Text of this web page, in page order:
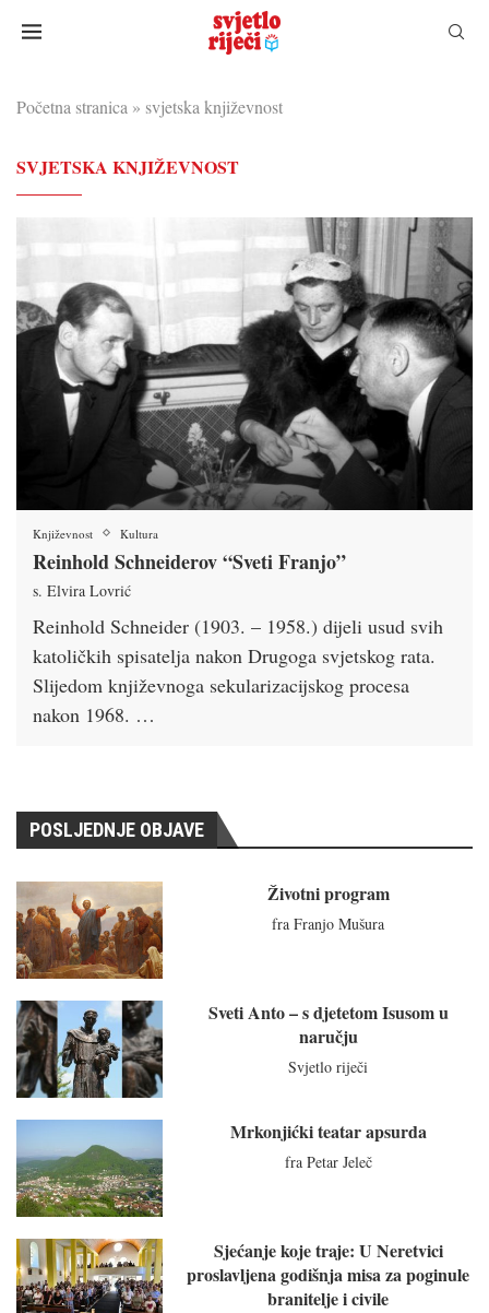
Početna stranica » svjetska književnost
SVJETSKA KNJIŽEVNOST
Književnost Kultura
Reinhold Schneiderov “Sveti Franjo”
s. Elvira Lovrić
Reinhold Schneider (1903. – 1958.) dijeli usud svih
katoličkih spisatelja nakon Drugoga svjetskog rata.
Slijedom književnoga sekularizacijskog procesa
nakon 1968. …
POSLJEDNJE OBJAVE
Životni program
fra Franjo Mušura
Sveti Anto – s djetetom Isusom u
naručju
Svjetlo riječi
Mrkonjićki teatar apsurda
fra Petar Jeleč
Sjećanje koje traje: U Neretvici
proslavljena godišnja misa za poginule
branitelje i civile